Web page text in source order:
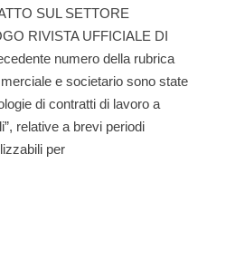
SUL SETTORE
RIVISTA UFFICIALE DI
numero della rubrica
e societario sono state
di contratti di lavoro a
relative a brevi periodi
per